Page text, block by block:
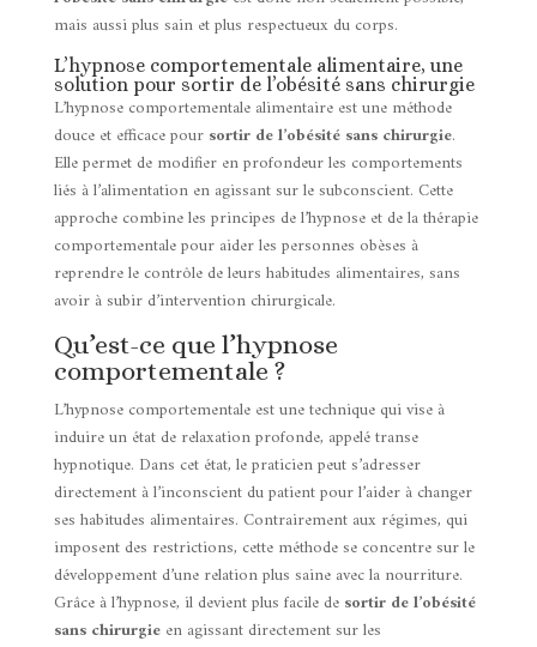
mais aussi plus sain et plus respectueux du corps.
L’hypnose comportementale alimentaire, une
solution pour sortir de l’obésité sans chirurgie
L’hypnose comportementale alimentaire est une méthode
douce et efficace pour sortir de l’obésité sans chirurgie.
Elle permet de modifier en profondeur les comportements
liés à l’alimentation en agissant sur le subconscient. Cette
approche combine les principes de l’hypnose et de la thérapie
comportementale pour aider les personnes obèses à
reprendre le contrôle de leurs habitudes alimentaires, sans
avoir à subir d’intervention chirurgicale.
Qu’est-ce que l’hypnose
comportementale ?
L’hypnose comportementale est une technique qui vise à
induire un état de relaxation profonde, appelé transe
hypnotique. Dans cet état, le praticien peut s’adresser
directement à l’inconscient du patient pour l’aider à changer
ses habitudes alimentaires. Contrairement aux régimes, qui
imposent des restrictions, cette méthode se concentre sur le
développement d’une relation plus saine avec la nourriture.
Grâce à l’hypnose, il devient plus facile de sortir de l’obésité
sans chirurgieen agissant directement sur les